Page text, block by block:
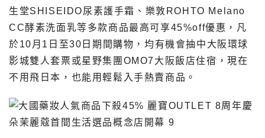
生堂SHISEIDO尿素護手霜、樂敦ROHTO Melano
CC酵素洗面乳等多款商品最高可享45%off優惠，凡
於10月1日至30日期間購物，均有機會抽中大阪環球
影城雙人套票或星野集團OMO7大阪飯店住宿，現在
不用飛日本，也能用輕鬆入手熱賣商品。